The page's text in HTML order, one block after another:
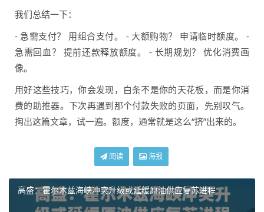
我们总结一下：
- 急需支付？ 用组合支付。 - 大额购物？ 申请临时额度。 -
急需回血？ 提前还款释放额度。 - 长期规划？ 优化消费画
像。
用好这些技巧，你会发现，白条不是你的天花板，而是你消
费的助推器。下次再遇到那个付款失败的页面，先别叹气。
掏出这篇文章，试一遍。额度，通常就是这么“挤”出来的。
阅读 海报
高盛：霍尔木兹海峡冲突升级或延缓原油供应复苏进程